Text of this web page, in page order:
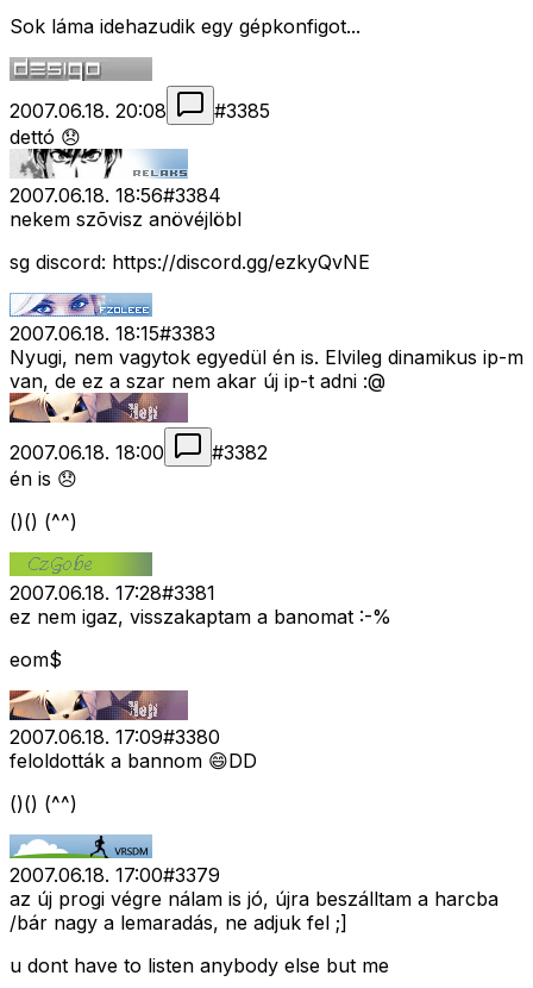
Sok láma idehazudik egy gépkonfigot...
2007.06.18. 20:08 #3385
dettó 😞
2007.06.18. 18:56#3384
nekem szõvisz anövéjlöbl
sg discord: https://discord.gg/ezkyQvNE
2007.06.18. 18:15#3383
Nyugi, nem vagytok egyedül én is. Elvileg dinamikus ip-m
van, de ez a szar nem akar új ip-t adni :@
2007.06.18. 18:00 #3382
én is 😞
()() (^^)
2007.06.18. 17:28#3381
ez nem igaz, visszakaptam a banomat :-%
eom$
2007.06.18. 17:09#3380
feloldották a bannom 😄DD
()() (^^)
2007.06.18. 17:00#3379
az új progi végre nálam is jó, újra beszálltam a harcba
/bár nagy a lemaradás, ne adjuk fel ;]
u dont have to listen anybody else but me